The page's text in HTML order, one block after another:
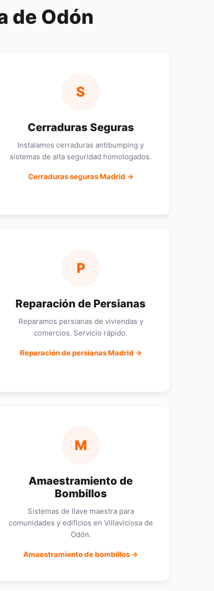
de Odón
S
Cerraduras Seguras
Instalamos cerraduras antibumping y
sistemas de alta seguridad homologados.
Cerraduras seguras Madrid →
P
Reparación de Persianas
Reparamos persianas de viviendas y
comercios. Servicio rápido.
Reparación de persianas Madrid →
M
Amaestramiento de
Bombillos
Sistemas de llave maestra para
comunidades y edificios en Villaviciosa de
Odón.
Amaestramiento de bombillos →